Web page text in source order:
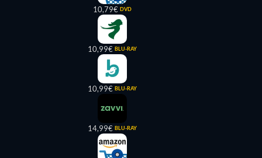
10,79€ DVD
10,99€ BLU-RAY
10,99€ BLU-RAY
14,99€ BLU-RAY